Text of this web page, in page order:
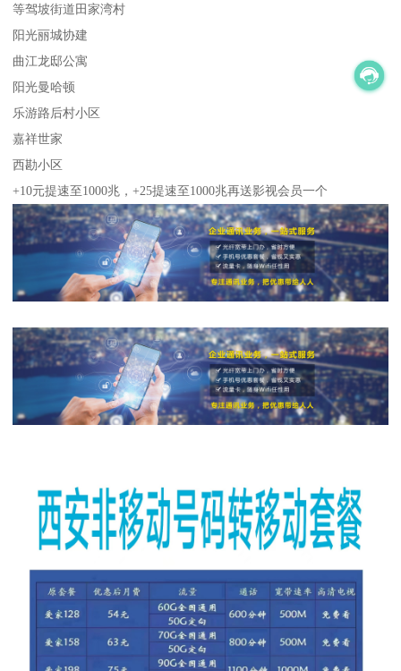
等驾坡街道田家湾村
阳光丽城协建
曲江龙邸公寓
阳光曼哈顿
乐游路后村小区
嘉祥世家
西勘小区
+10元提速至1000兆，+25提速至1000兆再送影视会员一个